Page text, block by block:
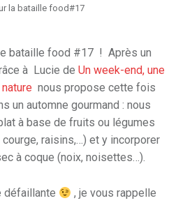
la bataille food#17
bataille food #17 ! Après un
à Lucie de Un week-end, une
nous propose cette fois
un automne gourmand : nous
à base de fruits ou légumes
courge, raisins,…) et y incorporer
à coque (noix, noisettes…).
défaillante
, je vous rappelle